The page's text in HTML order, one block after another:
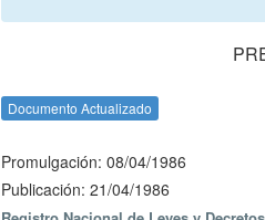
Documento Actualizado
Promulgación: 08/04/1986
Publicación: 21/04/1986